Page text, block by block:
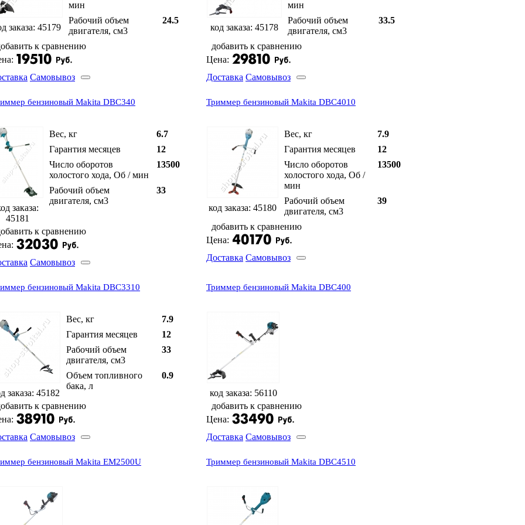
заказа: 45179
мин
Рабочий объем
двигателя, см3
24.5
к сравнению
Самовывоз
код заказа: 45178
мин
Рабочий объем
двигателя, см3
33.5
добавить к сравнению
Цена:
Доставка Самовывоз
бензиновый Makita DBC340
заказа:
45181
Вес, кг
6.7
Гарантия месяцев
12
Число оборотов
холостого хода, Об / мин
13500
Рабочий объем
двигателя, см3
33
к сравнению
Самовывоз
Триммер бензиновый Makita DBC4010
код заказа: 45180
Вес, кг
7.9
Гарантия месяцев
12
Число оборотов
холостого хода, Об /
мин
13500
Рабочий объем
двигателя, см3
39
добавить к сравнению
Цена:
Доставка Самовывоз
бензиновый Makita DBC3310
заказа: 45182
Вес, кг
7.9
Гарантия месяцев
12
Рабочий объем
двигателя, см3
33
Объем топливного
бака, л
0.9
к сравнению
Самовывоз
Триммер бензиновый Makita DBC400
код заказа: 56110
добавить к сравнению
Цена:
Доставка Самовывоз
бензиновый Makita EM2500U Триммер бензиновый Makita DBC4510